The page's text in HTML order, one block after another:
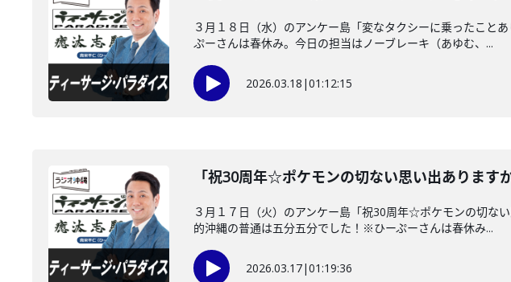
３月１８日（水）のアンケー島「変なタクシーに乗ったこと
ぷーさんは春休み。今日の担当はノーブレーキ（あゆむ、...
2026.03.18 |01:12:15
「祝30周年☆ポケモンの切ない思い出あります
３月１７日（火）のアンケー島「祝30周年☆ポケモンの切な
的沖縄の普通は五分五分でした！※ひーぷーさんは春休み...
2026.03.17|01:19:36